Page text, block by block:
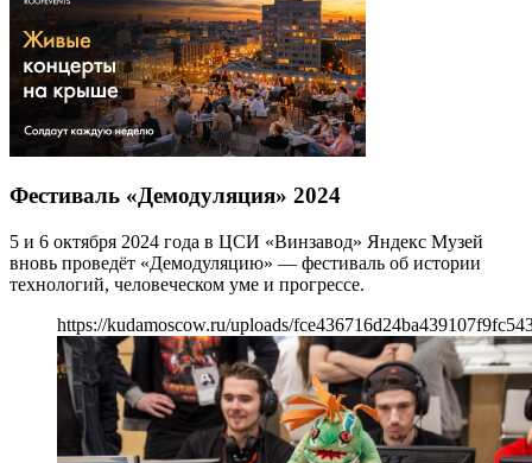
Фестиваль «Демодуляция» 2024
5 и 6 октября 2024 года в ЦСИ «Винзавод» Яндекс Музей
вновь проведёт «Демодуляцию» — фестиваль об истории
технологий, человеческом уме и прогрессе.
https://kudamoscow.ru/uploads/